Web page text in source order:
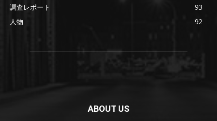
調査レポート
93
人物
92
ABOUT US